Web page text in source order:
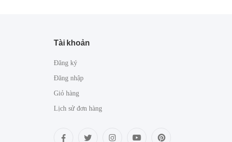
Tài khoản
Đăng ký
Đăng nhập
Giỏ hàng
Lịch sử đơn hàng